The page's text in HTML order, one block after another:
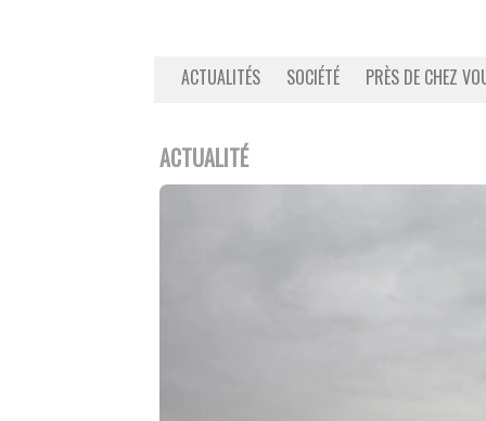
ACTUALITÉS SOCIÉTÉ PRÈS DE CHEZ
ACTUALITÉ